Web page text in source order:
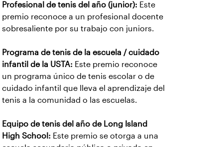
Profesional de tenis del año (junior): Este
premio reconoce a un profesional docente
sobresaliente por su trabajo con juniors.
Programa de tenis de la escuela / cuidado
infantil de la USTA: Este premio reconoce
un programa único de tenis escolar o de
cuidado infantil que lleva el aprendizaje del
tenis a la comunidad o las escuelas.
Equipo de tenis del año de Long Island
High School: Este premio se otorga a una